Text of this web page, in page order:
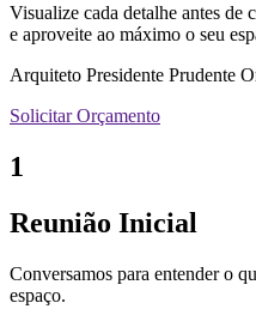
Visualize cada detalhe antes de
e aproveite ao máximo o seu
Arquiteto Presidente Prudente
Solicitar Orçamento
1
Reunião Inicial
Conversamos para entender o
espaço.